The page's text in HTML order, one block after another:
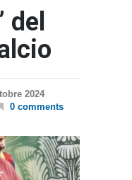
del
2024
0 comments